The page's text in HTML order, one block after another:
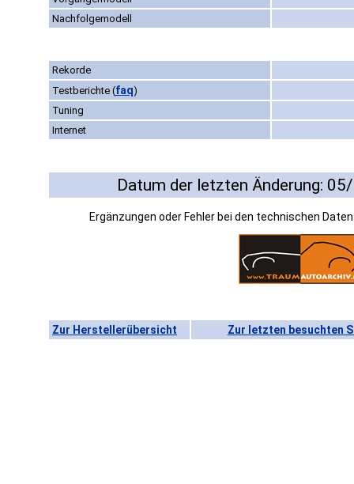
Nachfolgemodell
Rekorde
Testberichte (faq)
Tuning
Internet
Datum der letzten Änderung:
Ergänzungen oder Fehler bei den technischen
Zur Herstellerübersicht Zur letzten besuchten